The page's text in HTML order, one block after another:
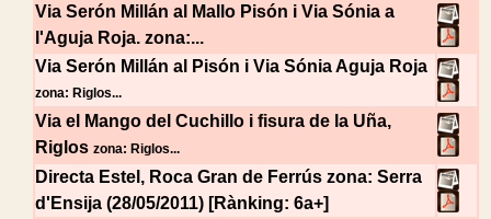
Via Serón Millán al Mallo Pisón i Via Sónia a
l'Aguja Roja. zona:...
Via Serón Millán al Pisón i Via Sónia Aguja Roja
zona: Riglos...
Via el Mango del Cuchillo i fisura de la Uña,
Riglos zona: Riglos...
Directa Estel, Roca Gran de Ferrús zona: Serra
d'Ensija (28/05/2011) [Rànking: 6a+]